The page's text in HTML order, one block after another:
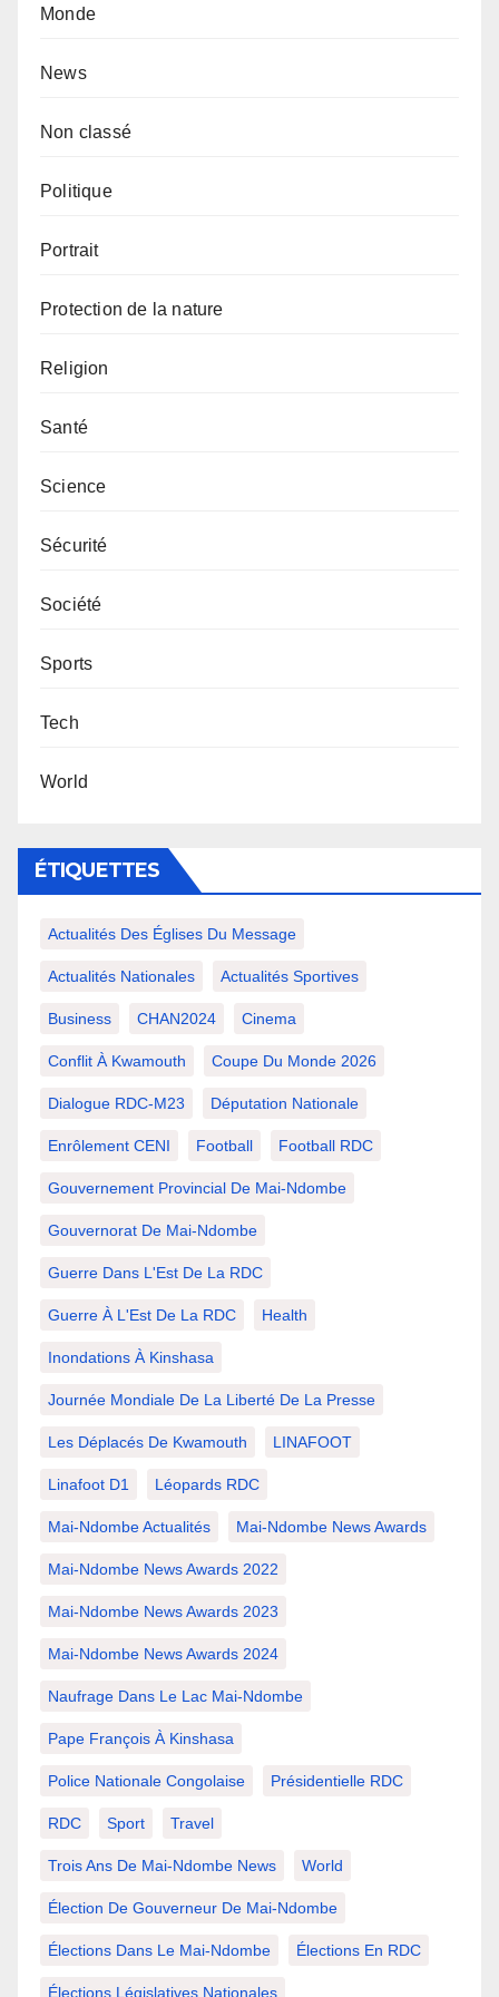
Monde
News
Non classé
Politique
Portrait
Protection de la nature
Religion
Santé
Science
Sécurité
Société
Sports
Tech
World
ÉTIQUETTES
Actualités Des Églises Du Message
Actualités Nationales Actualités Sportives
Business CHAN2024 Cinema
Conflit À Kwamouth Coupe Du Monde 2026
Dialogue RDC-M23 Députation Nationale
Enrôlement CENI Football Football RDC
Gouvernement Provincial De Mai-Ndombe
Gouvernorat De Mai-Ndombe
Guerre Dans L'Est De La RDC
Guerre À L'Est De La RDC Health
Inondations À Kinshasa
Journée Mondiale De La Liberté De La Presse
Les Déplacés De Kwamouth LINAFOOT
Linafoot D1 Léopards RDC
Mai-Ndombe Actualités Mai-Ndombe News Awards
Mai-Ndombe News Awards 2022
Mai-Ndombe News Awards 2023
Mai-Ndombe News Awards 2024
Naufrage Dans Le Lac Mai-Ndombe
Pape François À Kinshasa
Police Nationale Congolaise Présidentielle RDC
RDC Sport Travel
Trois Ans De Mai-Ndombe News World
Élection De Gouverneur De Mai-Ndombe
Élections Dans Le Mai-Ndombe Élections En RDC
Élections Législatives Nationales